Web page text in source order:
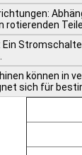
rotierenden
können in
sich für